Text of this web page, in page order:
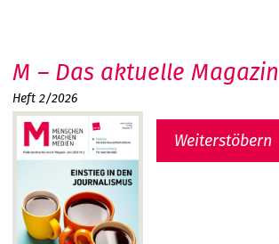
M – Das aktuelle Magazin
Heft 2/2026
Weiterstöbern